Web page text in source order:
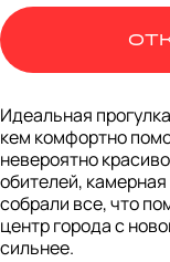
Идеальная
кем комфортно
невероятно
обителей,
собрали все, что
центр города с
сильнее.